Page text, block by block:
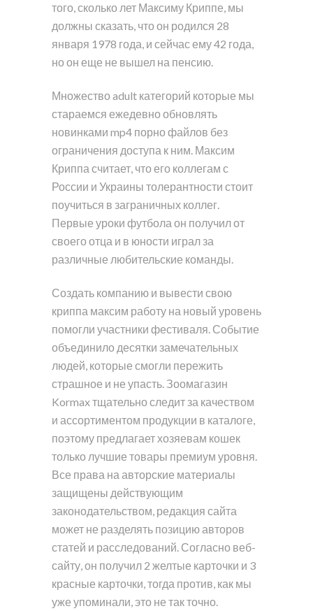
того, сколько лет Максиму Криппе, мы
должны сказать, что он родился 28
января 1978 года, и сейчас ему 42 года,
но он еще не вышел на пенсию.
Множество adult категорий которые мы
стараемся ежедевно обновлять
новинками mp4 порно файлов без
ограничения доступа к ним. Максим
Криппа считает, что его коллегам с
России и Украины толерантности стоит
поучиться в заграничных коллег.
Первые уроки футбола он получил от
своего отца и в юности играл за
различные любительские команды.
Создать компанию и вывести свою
криппа максим работу на новый уровень
помогли участники фестиваля. Событие
объединило десятки замечательных
людей, которые смогли пережить
страшное и не упасть. Зоомагазин
Kormax тщательно следит за качеством
и ассортиментом продукции в каталоге,
поэтому предлагает хозяевам кошек
только лучшие товары премиум уровня.
Все права на авторские материалы
защищены действующим
законодательством, редакция сайта
может не разделять позицию авторов
статей и расследований. Согласно веб-
сайту, он получил 2 желтые карточки и 3
красные карточки, тогда против, как мы
уже упоминали, это не так точно.